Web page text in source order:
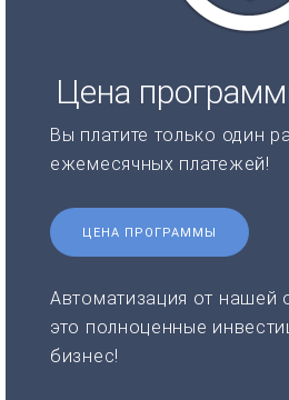
Цена
Вы платите только один
ежемесячных платежей!
ЦЕНА ПРОГРАММЫ
Автоматизация от нашей
это полноценные
бизнес!